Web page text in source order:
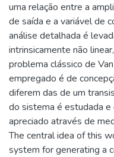
uma relação entre a
de saída e a variável de
análise detalhada é
intrinsicamente não
problema clássico de
empregado é de
diferem das de um
do sistema é estudada
apreciado através de
The central idea of this
system for generating a